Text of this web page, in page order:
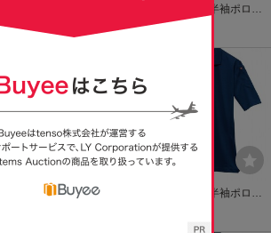
ャツ ドライメッシュ ネイ
ビー LLサイズ 消臭 吸汗
即決 1,655
バートル 305 半袖ポロシ
ャツ ドライメッシュ ステ
速乾 作業服 作業着
即決
バートル 305 半袖ポロシ
バートル 305 半袖ポロシ
ビー 4Lサイズ 消臭 吸汗